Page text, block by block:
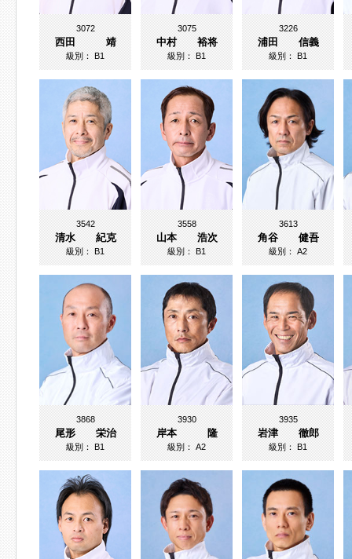
3072
西田 靖
級別：B1
3075
中村 裕将
級別：B1
3226
浦田 信義
級別：B1
3542
清水 紀克
級別：B1
3558
山本 浩次
級別：B1
3613
角谷 健吾
級別：A2
3868
尾形 栄治
級別：B1
3930
岸本 隆
級別：A2
3935
岩津 徹郎
級別：B1